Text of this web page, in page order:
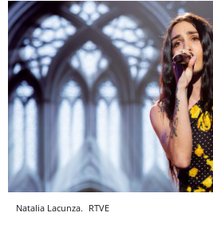
Natalia Lacunza. RTVE